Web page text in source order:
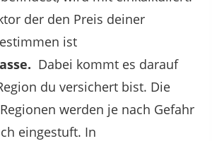
der den Preis deiner
ist
Dabei kommt es darauf
du versichert bist. Die
werden je nach Gefahr
eingestuft. In